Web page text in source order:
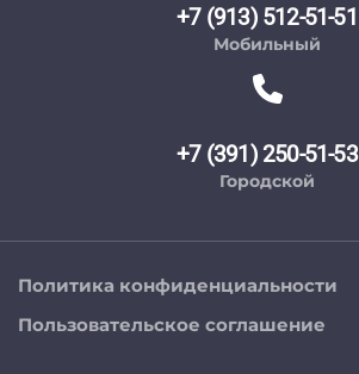
+7 (913) 512-51-51
Мобильный
+7 (391) 250-51-53
Городской
Политика конфиденциальности
Пользовательское соглашение